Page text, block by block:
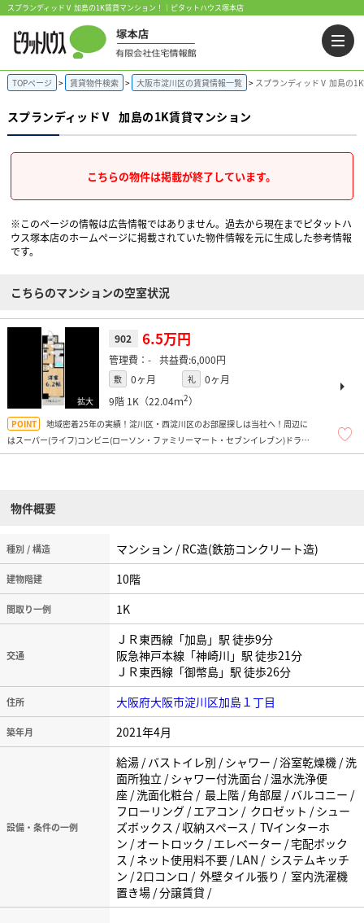
スプランディッドⅤ 加島の1K賃貸マンション！｜ピタットハウス塚本店
TOPページ 賃貸物件検索 大阪市淀川区の賃貸情報一覧 スプランディッドⅤ 加島の
スプランディッドⅤ 加島の1K賃貸マンション
こちらの物件は掲載が終了しています。
※このページの情報は広告情報ではありません。過去から現在までピタットハ
ウス塚本店のホームぺージに掲載されていた物件情報を元に生成した参考情報
です。
こちらのマンションの空室状況
902 6.5万円
- 6,000円
敷 0ヶ月 礼
0ヶ月
9階 1K（22.04ｍ2）
地域密着25年の実績！淀川区・西淀川区のお部屋探しは当社へ！周辺に
はスーパー(ライフ)コンビニ(ローソン・ファミリーマート・セブンイレブン)ドラッ
グストア(ウェルシア)などがあり便利な環境です！
物件概要
種別 / 構造 マンション / RC造(鉄筋コンクリート造)
建物階建 10階
間取り一例 1K
交通
ＪＲ東西線「加島」駅 徒歩9分
阪急神戸本線「神崎川」駅 徒歩21分
ＪＲ東西線「御幣島」駅 徒歩26分
住所 大阪府大阪市淀川区加島１丁目
築年月 2021年4月
設備・条件の一例
給湯 / バストイレ別 / シャワー / 浴室乾燥機 / 洗
面所独立 / シャワー付洗面台 / 温水洗浄便
座 / 洗面化粧台 / 最上階 / 角部屋 / バルコニー /
フローリング / エアコン / クロゼット / シュー
ズボックス / 収納スペース / TVインターホ
ン / オートロック / エレベーター / 宅配ボック
ス / ネット使用料不要 / LAN / システムキッチ
ン / 2口コンロ / 外壁タイル張り / 室内洗濯機
置き場 / 分譲賃貸 /